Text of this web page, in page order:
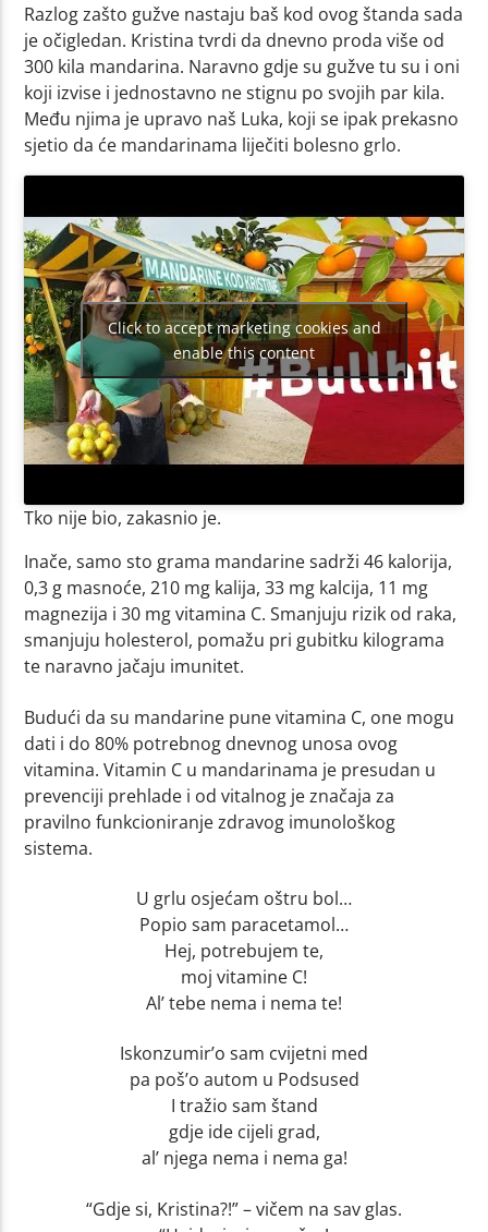
Razlog zašto gužve nastaju baš kod ovog štanda sada
je očigledan. Kristina tvrdi da dnevno proda više od
300 kila mandarina. Naravno gdje su gužve tu su i oni
koji izvise i jednostavno ne stignu po svojih par kila.
Među njima je upravo naš Luka, koji se ipak prekasno
sjetio da će mandarinama liječiti bolesno grlo.
Click to accept marketing cookies and
enable this content
Tko nije bio, zakasnio je.
Inače, samo sto grama mandarine sadrži 46 kalorija,
0,3 g masnoće, 210 mg kalija, 33 mg kalcija, 11 mg
magnezija i 30 mg vitamina C. Smanjuju rizik od raka,
smanjuju holesterol, pomažu pri gubitku kilograma
te naravno jačaju imunitet.
Budući da su mandarine pune vitamina C, one mogu
dati i do 80% potrebnog dnevnog unosa ovog
vitamina. Vitamin C u mandarinama je presudan u
prevenciji prehlade i od vitalnog je značaja za
pravilno funkcioniranje zdravog imunološkog
sistema.
U grlu osjećam oštru bol…
Popio sam paracetamol…
Hej, potrebujem te,
moj vitamine C!
Al’ tebe nema i nema te!
Iskonzumir’o sam cvijetni med
pa poš’o autom u Podsused
I tražio sam štand
gdje ide cijeli grad,
al’ njega nema i nema ga!
“Gdje si, Kristina?!” – vičem na sav glas.